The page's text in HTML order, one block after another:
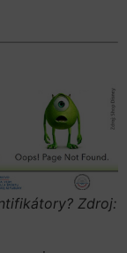
Zdroj: